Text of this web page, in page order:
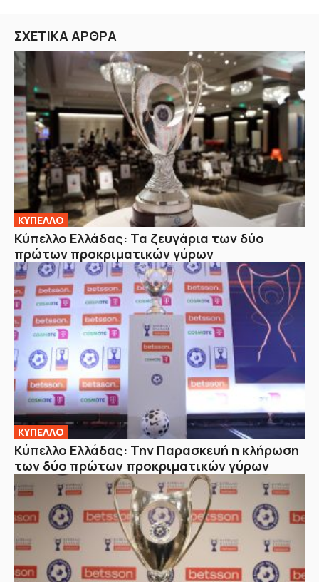
ΣΧΕΤΙΚΑ ΑΡΘΡΑ
ΚΥΠΕΛΛΟ
Κύπελλο Ελλάδας: Τα ζευγάρια των δύο
πρώτων προκριματικών γύρων
ΚΥΠΕΛΛΟ
Κύπελλο Ελλάδας: Την Παρασκευή η κλήρωση
των δύο πρώτων προκριματικών γύρων